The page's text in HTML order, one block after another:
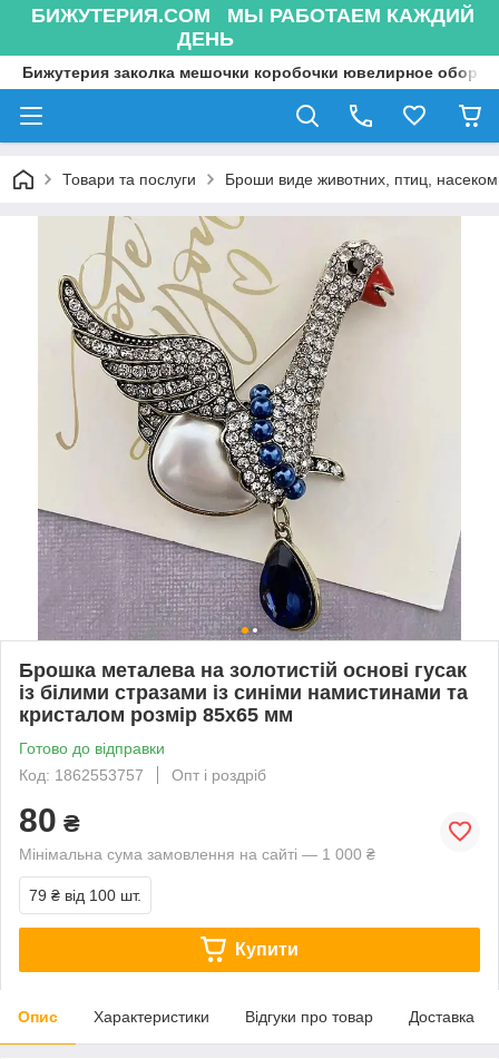
БИЖУТЕРИЯ.COM МЫ РАБОТАЕМ КАЖДИЙ
ДЕНЬ
Бижутерия заколка мешочки коробочки ювелирное
Товари та послуги Броши виде животних, птиц,
Брошка металева на золотистій основі гусак
із білими стразами із синіми намистинами та
кристалом розмір 85х65 мм
Готово до відправки
Код: 1862553757
Опт і роздріб
80 ₴
Мінімальна сума замовлення на сайті — 1 000 ₴
79 ₴ від 100 шт.
Купити
Опис Характеристики Відгуки про товар Доставка